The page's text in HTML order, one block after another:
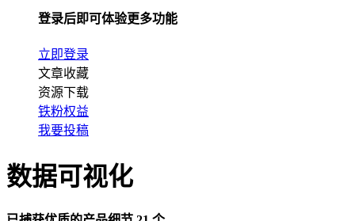
登录后即可体验更多功能
立即登录
文章收藏
资源下载
铁粉权益
我要投稿
数据可视化